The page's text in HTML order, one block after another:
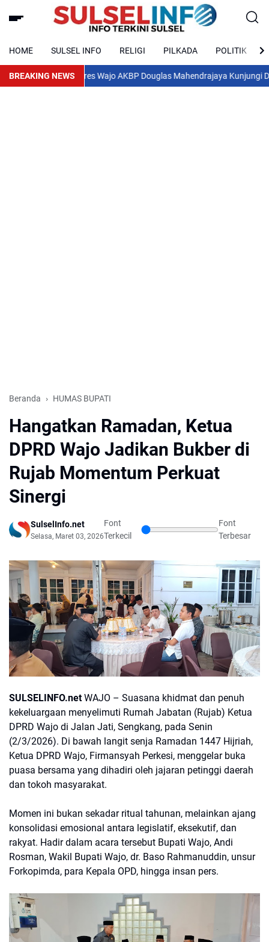
HOME SULSEL INFO RELIGI PILKADA POLITIK
BREAKING NEWS
Kapolres Wajo AKBP Douglas Mahendrajaya Kunjungi DPRD,
Beranda HUMAS BUPATI
Hangatkan Ramadan, Ketua
DPRD Wajo Jadikan Bukber di
Rujab Momentum Perkuat
Sinergi
SulselInfo.net
Selasa, Maret 03, 2026
Font
Terkecil
Font
Terbesar
SULSELINFO.netWAJO – Suasana khidmat dan penuh
kekeluargaan menyelimuti Rumah Jabatan (Rujab) Ketua
DPRD Wajo di Jalan Jati, Sengkang, pada Senin
(2/3/2026). Di bawah langit senja Ramadan 1447 Hijriah,
Ketua DPRD Wajo, Firmansyah Perkesi, menggelar buka
puasa bersama yang dihadiri oleh jajaran petinggi daerah
dan tokoh masyarakat.
Momen ini bukan sekadar ritual tahunan, melainkan ajang
konsolidasi emosional antara legislatif, eksekutif, dan
rakyat. Hadir dalam acara tersebut Bupati Wajo, Andi
Rosman, Wakil Bupati Wajo, dr. Baso Rahmanuddin, unsur
Forkopimda, para Kepala OPD, hingga insan pers.